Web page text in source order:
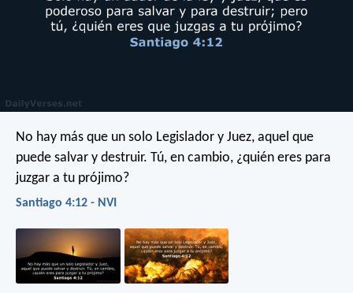
No hay más que un solo Legislador y Juez, aquel que
puede salvar y destruir. Tú, en cambio, ¿quién eres para
juzgar a tu prójimo?
Santiago 4:12 - NVI